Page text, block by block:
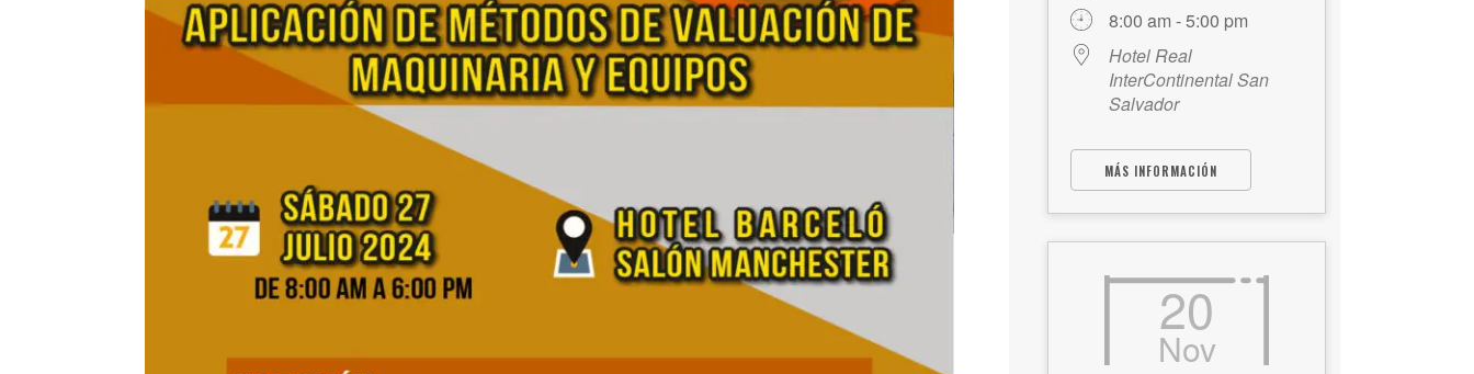
8:00 am - 5:00 pm
Hotel Real
InterContinental San
Salvador
MÁS INFORMACIÓN
20
Nov